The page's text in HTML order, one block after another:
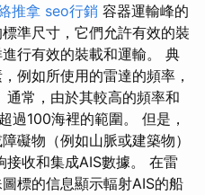
推拿 seo行銷 容器運輸峰的
準尺寸，它們允許有效的裝
行有效的裝載和運輸。 典
例如所使用的雷達的頻率，
常，由於其較高的頻率和
過100海裡的範圍。 但是，
礙物（例如山脈或建築物）
收和集成AIS數據。 在雷
標的信息顯示輻射AIS的船